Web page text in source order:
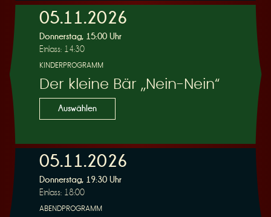
05.11.2026
Donnerstag, 15:00 Uhr
Einlass: 14:30
KINDERPROGRAMM
Der kleine Bär „Nein-Nein“
Auswählen
05.11.2026
Donnerstag, 19:30 Uhr
Einlass: 18:00
ABENDPROGRAMM